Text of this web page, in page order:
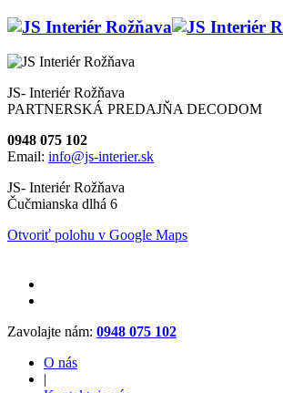
JS- Interiér Rožňava
PARTNERSKÁ PREDAJŇA DECODOM
0948 075 102
Email: info@js-interier.sk
JS- Interiér Rožňava
Čučmianska dlhá 6
Otvoriť polohu v Google Maps
Zavolajte nám: 0948 075 102
O nás
|